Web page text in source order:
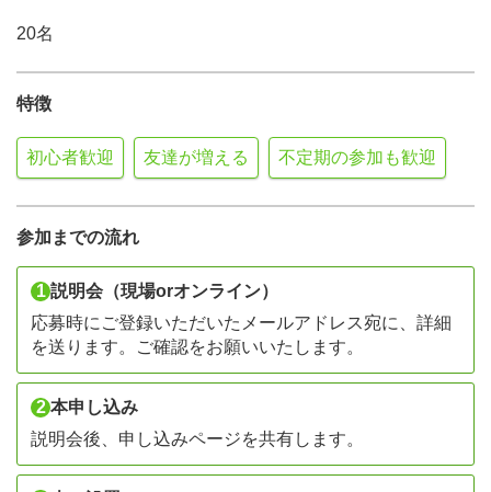
20名
特徴
初心者歓迎 友達が増える 不定期の参加も歓迎
参加までの流れ
1 説明会（現場orオンライン）
応募時にご登録いただいたメールアドレス宛に、詳細
を送ります。ご確認をお願いいたします。
2 本申し込み
説明会後、申し込みページを共有します。